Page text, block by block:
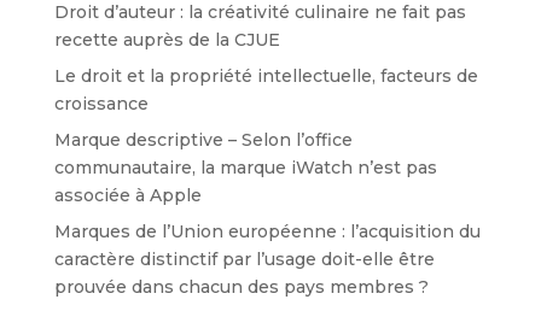
Droit d’auteur : la créativité culinaire ne fait pas
recette auprès de la CJUE
Le droit et la propriété intellectuelle, facteurs de
croissance
Marque descriptive – Selon l’office
communautaire, la marque iWatch n’est pas
associée à Apple
Marques de l’Union européenne : l’acquisition du
caractère distinctif par l’usage doit-elle être
prouvée dans chacun des pays membres ?